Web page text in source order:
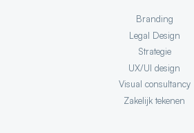
Branding
Legal Design
Strategie
UX/UI design
Visual consultancy
Zakelijk tekenen